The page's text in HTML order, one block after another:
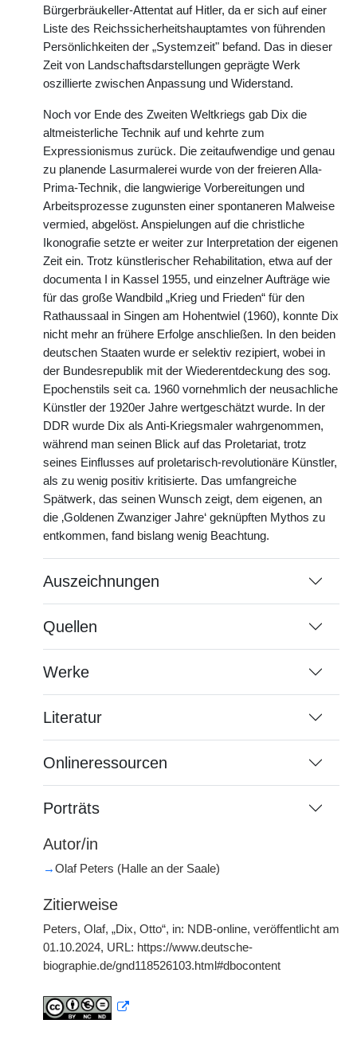
Bürgerbräukeller-Attentat auf Hitler, da er sich auf einer
Liste des Reichssicherheitshauptamtes von führenden
Persönlichkeiten der „Systemzeit" befand. Das in dieser
Zeit von Landschaftsdarstellungen geprägte Werk
oszillierte zwischen Anpassung und Widerstand.
Noch vor Ende des Zweiten Weltkriegs gab Dix die
altmeisterliche Technik auf und kehrte zum
Expressionismus zurück. Die zeitaufwendige und genau
zu planende Lasurmalerei wurde von der freieren Alla-
Prima-Technik, die langwierige Vorbereitungen und
Arbeitsprozesse zugunsten einer spontaneren Malweise
vermied, abgelöst. Anspielungen auf die christliche
Ikonografie setzte er weiter zur Interpretation der eigenen
Zeit ein. Trotz künstlerischer Rehabilitation, etwa auf der
documenta I in Kassel 1955, und einzelner Aufträge wie
für das große Wandbild „Krieg und Frieden“ für den
Rathaussaal in Singen am Hohentwiel (1960), konnte Dix
nicht mehr an frühere Erfolge anschließen. In den beiden
deutschen Staaten wurde er selektiv rezipiert, wobei in
der Bundesrepublik mit der Wiederentdeckung des sog.
Epochenstils seit ca. 1960 vornehmlich der neusachliche
Künstler der 1920er Jahre wertgeschätzt wurde. In der
DDR wurde Dix als Anti-Kriegsmaler wahrgenommen,
während man seinen Blick auf das Proletariat, trotz
seines Einflusses auf proletarisch-revolutionäre Künstler,
als zu wenig positiv kritisierte. Das umfangreiche
Spätwerk, das seinen Wunsch zeigt, dem eigenen, an
die ‚Goldenen Zwanziger Jahre‘ geknüpften Mythos zu
entkommen, fand bislang wenig Beachtung.
Auszeichnungen
Quellen
Werke
Literatur
Onlineressourcen
Porträts
Autor/in
→Olaf Peters (Halle an der Saale)
Zitierweise
Peters, Olaf, „Dix, Otto“, in: NDB-online, veröffentlicht am
01.10.2024, URL: https://www.deutsche-
biographie.de/gnd118526103.html#dbocontent